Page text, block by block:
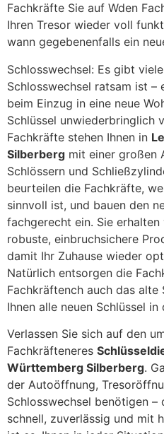
Fachkräfte Sie auf Wden
Ihren Tresor wieder voll
wann gegebenenfalls ein
Schlosswechsel: Es gibt
Schlosswechsel ratsam ist –
beim Einzug in eine neue
Schlüssel unwiederbringlich
Fachkräfte stehen Ihnen in
Silberberg mit einer großen
Schlössern und
beurteilen die Fachkräfte,
sinnvoll ist, und bauen den
fachgerecht ein. Sie
robuste, einbruchsichere
damit Ihr Zuhause wieder
Natürlich entsorgen die
Fachkräftench auch das alte
Ihnen alle neuen Schlüssel in
Verlassen Sie sich auf den
Fachkräfteneres
Württemberg Silberberg.
der Autoöffnung,
Schlosswechsel benötigen
schnell, zuverlässig und mit